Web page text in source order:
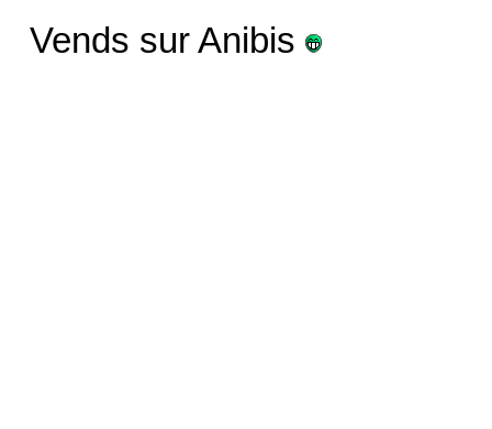
Vends sur Anibis